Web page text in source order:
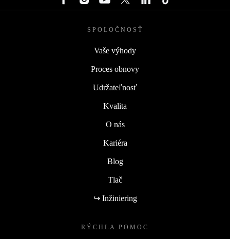
SPOLOČNOSŤ
Vaše výhody
Proces obnovy
Udržateľnosť
Kvalita
O nás
Kariéra
Blog
Tlač
↪ Inžiniering
RÝCHLA POMOC